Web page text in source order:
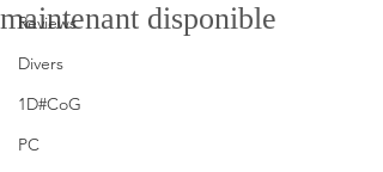
Reviews
Divers
1D#CoG
PC
maintenant disponible